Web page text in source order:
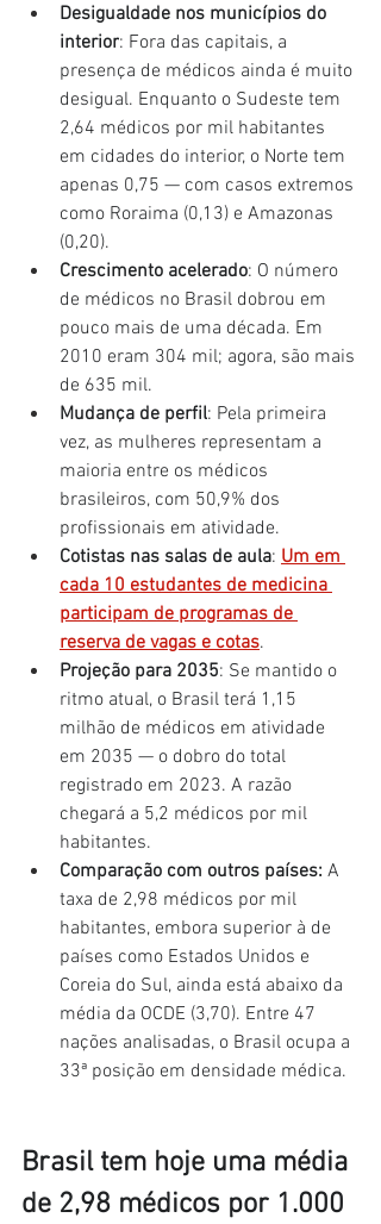
Desigualdade nos municípios do
interior: Fora das capitais, a
presença de médicos ainda é muito
desigual. Enquanto o Sudeste tem
2,64 médicos por mil habitantes
em cidades do interior, o Norte tem
apenas 0,75 — com casos extremos
como Roraima (0,13) e Amazonas
(0,20).
Crescimento acelerado: O número
de médicos no Brasil dobrou em
pouco mais de uma década. Em
2010 eram 304 mil; agora, são mais
de 635 mil.
Mudança de perfil: Pela primeira
vez, as mulheres representam a
maioria entre os médicos
brasileiros, com 50,9% dos
profissionais em atividade.
Cotistas nas salas de aula: Um em
cada 10 estudantes de medicina
participam de programas de
reserva de vagas e cotas.
Projeção para 2035: Se mantido o
ritmo atual, o Brasil terá 1,15
milhão de médicos em atividade
em 2035 — o dobro do total
registrado em 2023. A razão
chegará a 5,2 médicos por mil
habitantes.
Comparação com outros países: A
taxa de 2,98 médicos por mil
habitantes, embora superior à de
países como Estados Unidos e
Coreia do Sul, ainda está abaixo da
média da OCDE (3,70). Entre 47
nações analisadas, o Brasil ocupa a
33ª posição em densidade médica.
Brasil tem hoje uma média
de 2,98 médicos por 1.000